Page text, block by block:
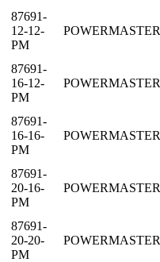
87691-
12-12-
PM
POWERMASTER
87691-
16-12-
PM
POWERMASTER
87691-
16-16-
PM
POWERMASTER
87691-
20-16-
PM
POWERMASTER
87691-
20-20-
PM
POWERMASTER